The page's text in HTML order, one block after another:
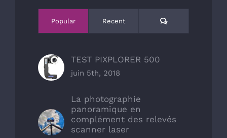
Popular Recent Comments
TEST PIXPLORER 500
juin 5th, 2018
La photographie
panoramique en
complément des relevés
scanner laser